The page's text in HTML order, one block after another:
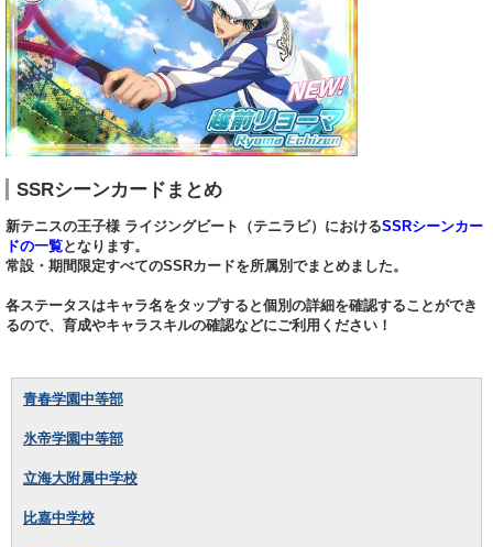
SSRシーンカードまとめ
新テニスの王子様 ライジングビート（テニラビ）におけるSSRシーンカー
ドの一覧となります。
常設・期間限定すべてのSSRカードを所属別でまとめました。
各ステータスはキャラ名をタップすると個別の詳細を確認することができ
るので、育成やキャラスキルの確認などにご利用ください！
青春学園中等部
氷帝学園中等部
立海大附属中学校
比嘉中学校